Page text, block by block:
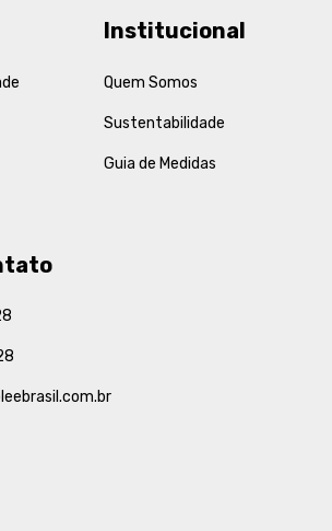
Institucional
Quem Somos
Sustentabilidade
Guia de Medidas